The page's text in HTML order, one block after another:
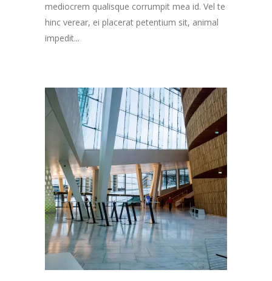
mediocrem qualisque corrumpit mea id. Vel te
hinc verear, ei placerat petentium sit, animal
impedit...